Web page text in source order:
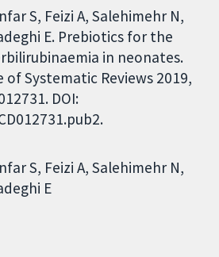
S, Feizi A, Salehimehr N,
E. Prebiotics for the
in neonates.
of Systematic Reviews 2019,
DOI:
S Feizi A Salehimehr N
E